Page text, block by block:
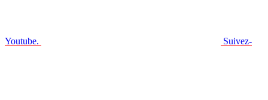
Youtube. Suivez-